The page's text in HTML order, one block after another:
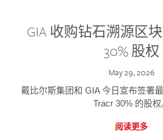
GIA 收购钻石溯源区
30% 股权
May 29, 2026
戴比尔斯集团和 GIA 今日宣布签署
Tracr 30% 的股权
阅读更多